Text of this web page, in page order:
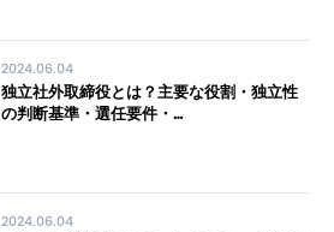
2024.06.04
独立社外取締役とは？主要な役割・独立性
の判断基準・選任要件・…
2024.06.04